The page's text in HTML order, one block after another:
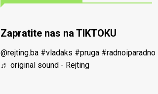
Zapratite nas na TIKTOKU
@rejting.ba #vladaks #pruga #radnoiparadno
♬ original sound - Rejting